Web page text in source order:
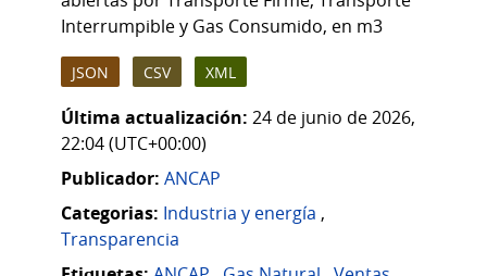
Interrumpible y Gas Consumido, en m3
JSON CSV XML
Última actualización: 24 de junio de 2026,
22:04 (UTC+00:00)
Publicador: ANCAP
Categorias: Industria y energía ,
Transparencia